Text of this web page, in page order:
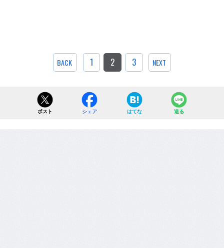
BACK 1 2 3 NEXT
ポスト シェア はてな 送る